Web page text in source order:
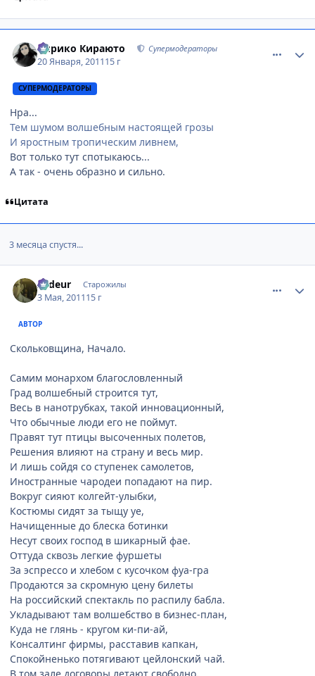
Кирико Кираюто Супермодераторы
20 Января, 201115 г
СУПЕРМОДЕРАТОРЫ
Нра...
Тем шумом волшебным настоящей грозы
И яростным тропическим ливнем,
Вот только тут спотыкаюсь...
А так - очень образно и сильно.
Цитата
3 месяца спустя...
Ardeur Старожилы
3 Мая, 201115 г
АВТОР
Скольковщина, Начало.
Самим монархом благословленный
Град волшебный строится тут,
Весь в нанотрубках, такой инновационный,
Что обычные люди его не поймут.
Правят тут птицы высоченных полетов,
Решения влияют на страну и весь мир.
И лишь сойдя со ступенек самолетов,
Иностранные чародеи попадают на пир.
Вокруг сияют колгейт-улыбки,
Костюмы сидят за тыщу уе,
Начищенные до блеска ботинки
Несут своих господ в шикарный фае.
Оттуда сквозь легкие фуршеты
За эспрессо и хлебом с кусочком фуа-гра
Продаются за скромную цену билеты
На российский спектакль по распилу бабла.
Укладывают там волшебство в бизнес-план,
Куда не глянь - кругом ки-пи-ай,
Консалтинг фирмы, расставив капкан,
Спокойненько потягивают цейлонский чай.
В том зале договоры летают свободно,